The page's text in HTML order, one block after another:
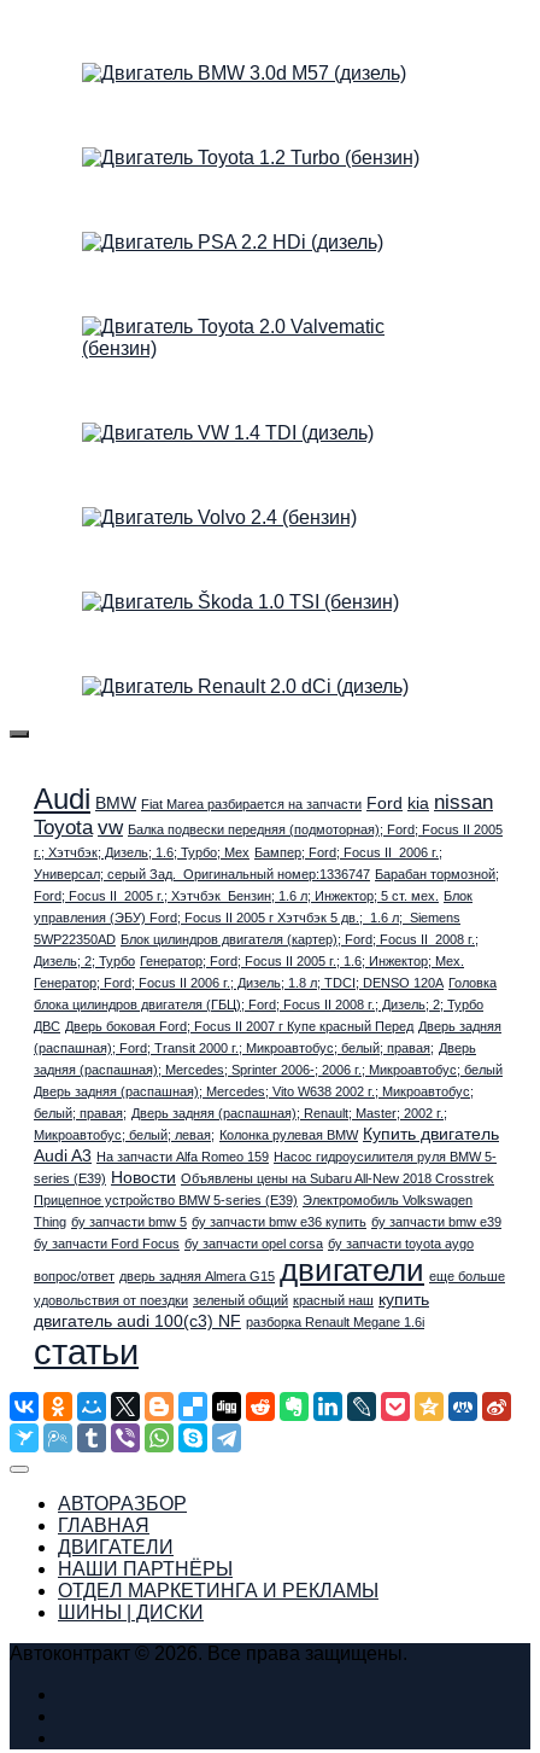
Audi BMW Fiat Marea разбирается на запчасти Ford kia nissan
Toyota vw Балка подвески передняя (подмоторная); Ford; Focus II 2005
г.; Хэтчбэк; Дизель; 1.6; Турбо; Мех Бампер; Ford; Focus II 2006 г.;
Универсал; серый Зад. Оригинальный номер:1336747 Барабан тормозной;
Ford; Focus II 2005 г.; Хэтчбэк Бензин; 1.6 л; Инжектор; 5 ст. мех.
Блок
управления (ЭБУ) Ford; Focus II 2005 г Хэтчбэк 5 дв.; 1.6 л; Siemens
5WP22350AD Блок цилиндров двигателя (картер); Ford; Focus II 2008 г.;
Дизель; 2; Турбо Генератор; Ford; Focus II 2005 г.; 1.6; Инжектор; Мех.
Генератор; Ford; Focus II 2006 г.; Дизель; 1.8 л; TDCI; DENSO 120A Головка
блока цилиндров двигателя (ГБЦ); Ford; Focus II 2008 г.; Дизель; 2; Турбо
ДВС Дверь боковая Ford; Focus II 2007 г Купе красный Перед Дверь задняя
(распашная); Ford; Transit 2000 г.; Микроавтобус; белый; правая; Дверь
задняя (распашная); Mercedes; Sprinter 2006-; 2006 г.; Микроавтобус; белый
Дверь задняя (распашная); Mercedes; Vito W638 2002 г.; Микроавтобус;
белый; правая; Дверь задняя (распашная); Renault; Master; 2002 г.;
Микроавтобус; белый; левая; Колонка рулевая BMW Купить двигатель
Audi A3 На запчасти Alfa Romeo 159 Насос гидроусилителя руля BMW 5-
series (E39) Новости Объявлены цены на Subaru All-New 2018 Crosstrek
Прицепное устройство BMW 5-series (E39) Электромобиль Volkswagen
Thing бу запчасти bmw 5 бу запчасти bmw e36 купить бу запчасти bmw e39
бу запчасти Ford Focus бу запчасти opel corsa бу запчасти toyota aygo
вопрос/ответ дверь задняя Almera G15 двигатели еще больше
удовольствия от поездки зеленый общий красный наш купить
двигатель audi 100(c3) NF разборка Renault Megane 1.6i
статьи
АВТОРАЗБОР
ГЛАВНАЯ
ДВИГАТЕЛИ
НАШИ ПАРТНЁРЫ
ОТДЕЛ МАРКЕТИНГА И РЕКЛАМЫ
ШИНЫ | ДИСКИ
Автоконтракт © 2026. Все права защищены.